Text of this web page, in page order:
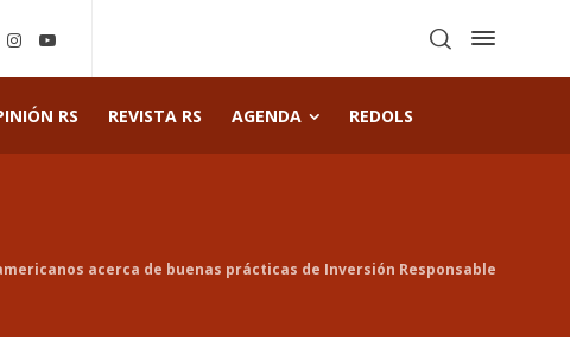
RS REVISTA RS AGENDA REDOLS
acerca de buenas prácticas de Inversión Responsable